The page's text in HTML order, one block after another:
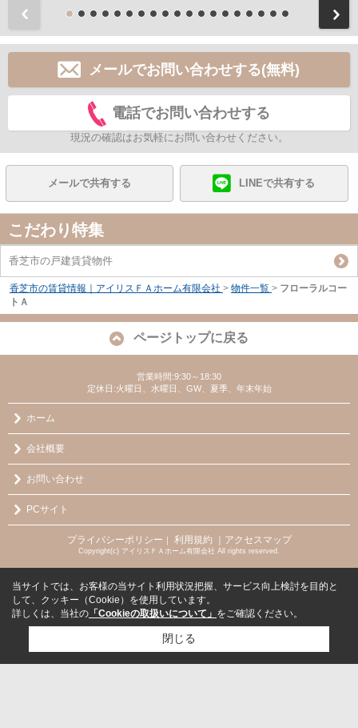
メールでお問い合わせする(無料)
電話でお問い合わせする
現況の確認はお気軽にお問い合わせください。
メールで共有する LINEで共有する
こだわり特集
香芝市の戸建賃貸物件
香芝市の賃貸情報｜アイリスＦＡホーム有限会社 > 物件一覧 > フローラルコー
トＡ
ページトップに戻る
営業時間:9:30～18:30
定休日:火曜日、水曜日、GW、夏季、年末年始
ホーム
会社概要
お問い合わせ
PCサイト
プライバシーポリシー 利用規約 ｜アクセスマップ
Copyright(c) アイリスＦＡホーム有限会社 All rights reserved.
当サイトでは、お客様の当サイト利用状況把握、サービス向上検討を目的と
して、クッキー（Cookie）を使用しています。
詳しくは、当社の 「Cookieの取扱いについて」 をご確認ください。
閉じる